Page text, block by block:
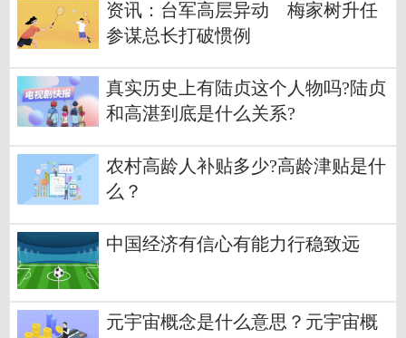
资讯：台军高层异动 梅家树升任
参谋总长打破惯例
真实历史上有陆贞这个人物吗?陆贞
和高湛到底是什么关系?
农村高龄人补贴多少?高龄津贴是什
么？
中国经济有信心有能力行稳致远
元宇宙概念是什么意思？元宇宙概